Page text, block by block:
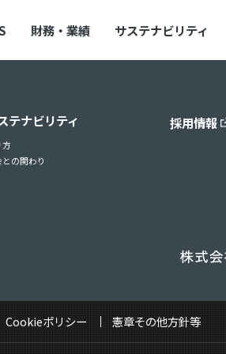
財務・業績 サステナビリティ
テナビリティ
方
の関わり
採用情報
Cookieポリシー 憲章その他方針等